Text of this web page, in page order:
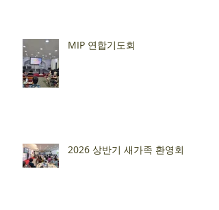
MIP 연합기도회
2026 상반기 새가족 환영회